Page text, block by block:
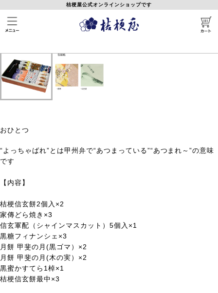
桔梗屋公式オンラインショップです
■甲州銘菓よっちゃばれ⑧
おひとつ
“よっちゃばれ”とは甲州弁で“あつまっている”“あつまれ～”の意味
です
【内容】
桔梗信玄餅2個入×2
家傳どら焼き×3
信玄軍配（シャインマスカット）5個入×1
黒糖フィナンシェ×3
月餅 甲斐の月(黒ゴマ）×2
月餅 甲斐の月(木の実）×2
黒蜜かすてら1棹×1
桔梗信玄餅最中×3